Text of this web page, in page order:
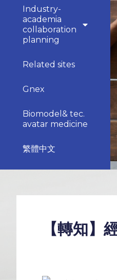
Industry-
academia
collaboration
planning
Related sites
Gnex
Biomodel& tec.
avatar medicine
繁體中文
【轉知】